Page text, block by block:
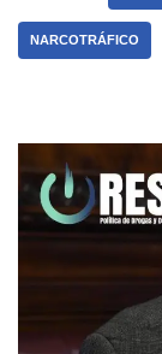
NARCOTRÁFICO